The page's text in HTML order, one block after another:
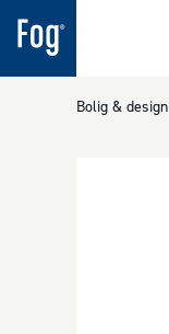
Bolig & design